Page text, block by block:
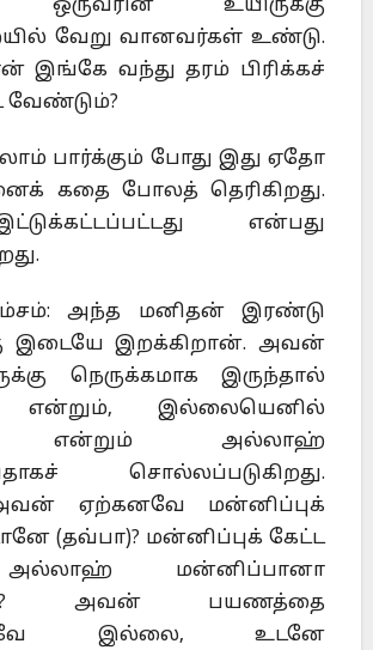
ஒருவரின் உயிருக்கு
வேறு வானவர்கள் உண்டு.
இங்கே வந்து தரம் பிரிக்கச்
பார்க்கும் போது இது ஏதோ
கதை போலத் தெரிகிறது.
என்பது
அந்த மனிதன் இரண்டு
இடையே இறக்கிறான். அவன்
நெருக்கமாக இருந்தால்
இல்லையெனில்
என்றும் அல்லாஹ்
சொல்லப்படுகிறது.
ஏற்கனவே மன்னிப்புக்
(தவ்பா)? மன்னிப்புக் கேட்ட
அல்லாஹ் மன்னிப்பானா
அவன் பயணத்தை
இல்லை, உடனே